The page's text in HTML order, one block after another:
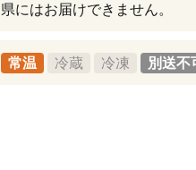
県にはお届けできません。
常温 冷蔵 冷凍 別送不